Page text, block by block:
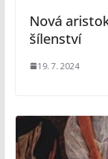
Nová
šílenství
19. 7. 2024